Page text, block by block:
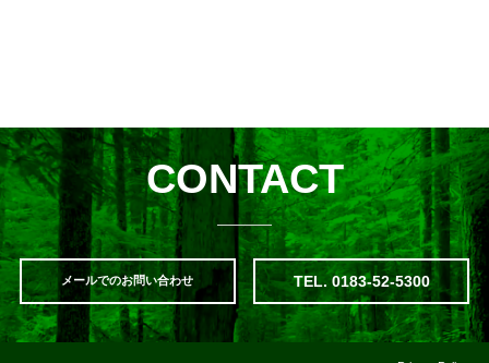
CONTACT
メールでのお問い合わせ TEL. 0183-52-5300